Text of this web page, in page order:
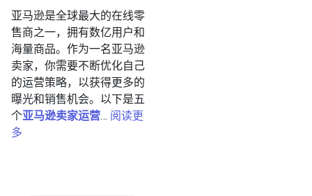
亚马逊是全球最大的在线零
售商之一，拥有数亿用户和
海量商品。作为一名亚马逊
卖家，你需要不断优化自己
的运营策略，以获得更多的
曝光和销售机会。以下是五
个亚马逊卖家运营… 阅读更
多